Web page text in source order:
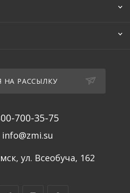
НА РАССЫЛКУ
700-35-75
info@zmi.su
ул. Всеобуча, 162